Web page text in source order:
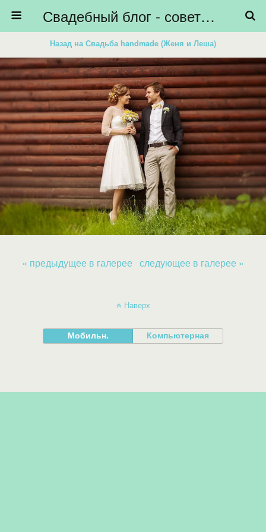
Свадебный блог - советы невестам, подготовка к свадьбе - HiBride
Назад на Свадьба handmade (Женя и Леша)
« предыдущее в галерее следующее в галерее »
Наверх
Мобильн. Компьютерная